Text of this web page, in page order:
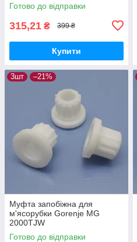
Готово до відправки
315,21 ₴ 399 ₴
Купити
3шт –21%
Муфта запобіжна для
м'ясорубки Gorenje MG
2000TJW
Готово до відправки